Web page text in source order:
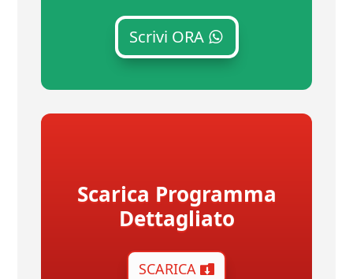
Scrivi ORA
Scarica Programma
Dettagliato
SCARICA